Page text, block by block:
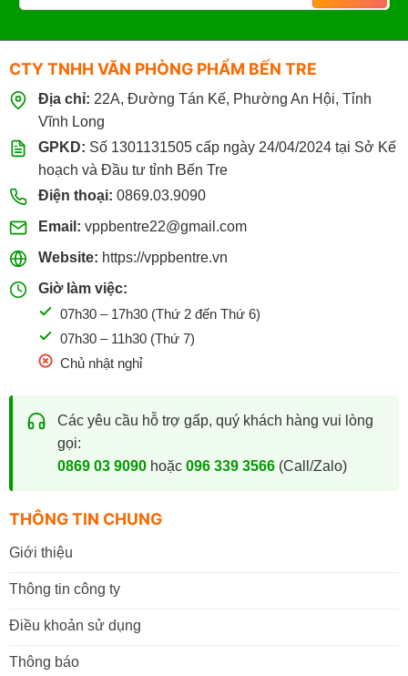
Đặt mua qua điện thoại:
0869.03.9090
096.339.3566
CTY TNHH VĂN PHÒNG PHẨM BẾN TRE
Địa chỉ: 22A, Đường Tán Kế, Phường An Hội, Tỉnh
Vĩnh Long
GPKD: Số 1301131505 cấp ngày 24/04/2024 tại Sở Kế
hoạch và Đầu tư tỉnh Bến Tre
Điện thoại: 0869.03.9090
Email: vppbentre22@gmail.com
Website: https://vppbentre.vn
Giờ làm việc:
07h30 – 17h30 (Thứ 2 đến Thứ 6)
07h30 – 11h30 (Thứ 7)
Chủ nhật nghỉ
Các yêu cầu hỗ trợ gấp, quý khách hàng vui lòng
gọi:
0869 03 9090hoặc 096 339 3566(Call/Zalo)
THÔNG TIN CHUNG
Giới thiệu
Thông tin công ty
Điều khoản sử dụng
Thông báo